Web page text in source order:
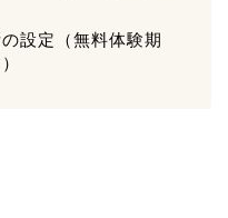
設定（無料体験期